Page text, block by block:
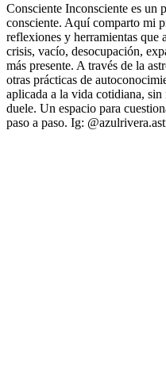
Consciente Inconsciente es un
consciente. Aquí comparto mi
reflexiones y herramientas que
crisis, vacío, desocupación,
más presente. A través de la
otras prácticas de
aplicada a la vida cotidiana,
duele. Un espacio para
paso a paso. Ig: